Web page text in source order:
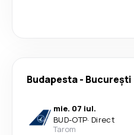
Budapesta- București
mie. 07 iul.
BUD-OTP· Direct
Tarom